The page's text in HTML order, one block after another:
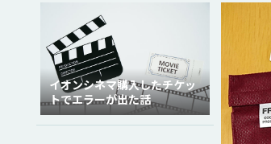
イオンシネマ購入したチケッ
トでエラーが出た話